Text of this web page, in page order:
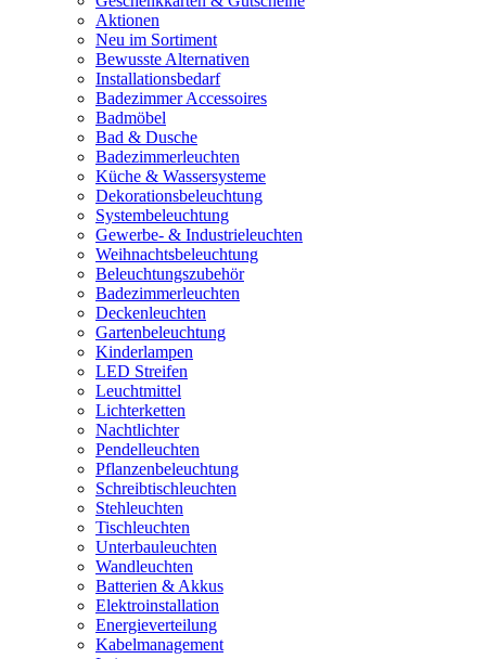
Aktionen
Neu im Sortiment
Bewusste Alternativen
Installationsbedarf
Badezimmer Accessoires
Badmöbel
Bad & Dusche
Badezimmerleuchten
Küche & Wassersysteme
Dekorationsbeleuchtung
Systembeleuchtung
Gewerbe- & Industrieleuchten
Weihnachtsbeleuchtung
Beleuchtungszubehör
Badezimmerleuchten
Deckenleuchten
Gartenbeleuchtung
Kinderlampen
LED Streifen
Leuchtmittel
Lichterketten
Nachtlichter
Pendelleuchten
Pflanzenbeleuchtung
Schreibtischleuchten
Stehleuchten
Tischleuchten
Unterbauleuchten
Wandleuchten
Batterien & Akkus
Elektroinstallation
Energieverteilung
Kabelmanagement